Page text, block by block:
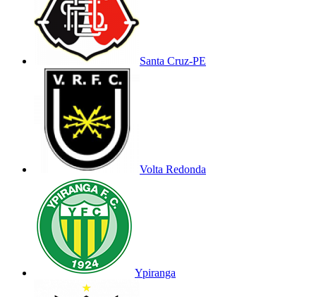
Santa Cruz-PE
Volta Redonda
Ypiranga